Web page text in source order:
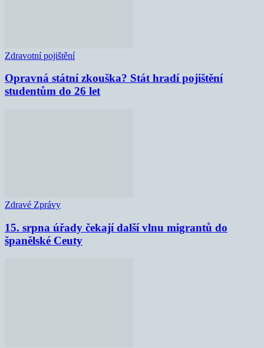
Zdravotní pojištění
Opravná státní zkouška? Stát hradí pojištění
studentům do 26 let
Zdravé Zprávy
15. srpna úřady čekají další vlnu migrantů do
španělské Ceuty